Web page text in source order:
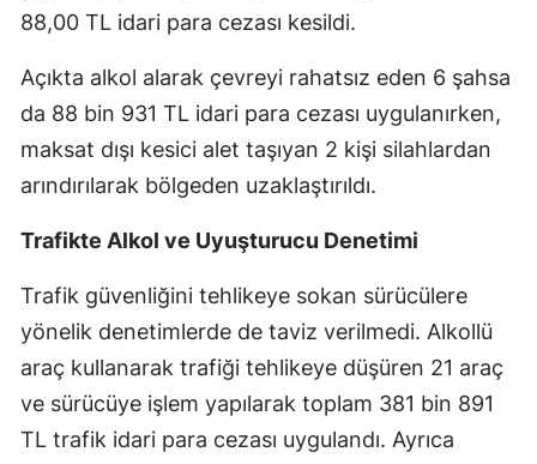
Siirt
Sinop
Sivas
Tekirdağ
Tunceli
Şanlıurfa
Uşak
Van
88,00 TL idari para cezası kesildi.
Açıkta alkol alarak çevreyi rahatsız eden 6 şahsa
da 88 bin 931 TL idari para cezası uygulanırken,
maksat dışı kesici alet taşıyan 2 kişi silahlardan
arındırılarak bölgeden uzaklaştırıldı.
Trafikte Alkol ve Uyuşturucu Denetimi
Trafik güvenliğini tehlikeye sokan sürücülere
yönelik denetimlerde de taviz verilmedi. Alkollü
araç kullanarak trafiği tehlikeye düşüren 21 araç
ve sürücüye işlem yapılarak toplam 381 bin 891
TL trafik idari para cezası uygulandı. Ayrıca